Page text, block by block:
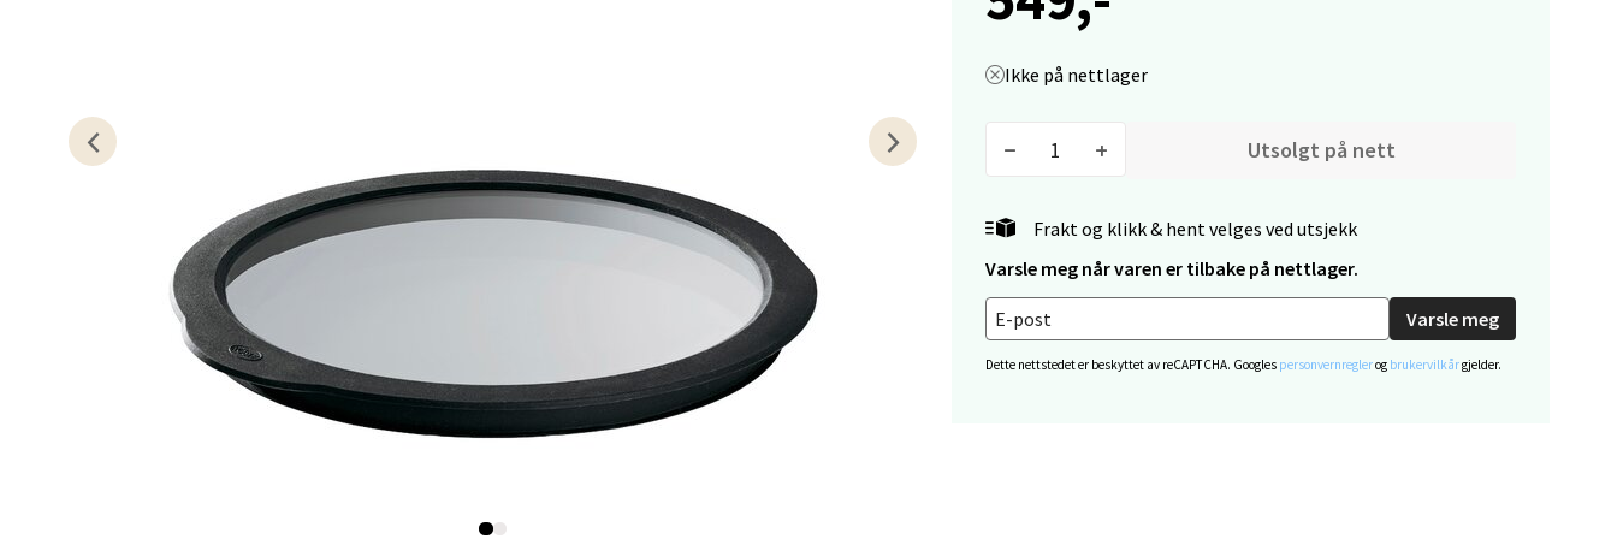
Ikke på nettlager
Utsolgt på nett
Frakt og klikk & hent velges ved utsjekk
Varsle meg når varen er tilbake på nettlager.
Varsle meg
Dette nettstedet er beskyttet av reCAPTCHA. Googles personvernreglerog brukervilkårgjelder.
Kristiansand - Markens
Lillemarkens markensgate 25B, 4611 Kristiansand
Velg
Erich Mogensøns vei 38, 0594 Oslo